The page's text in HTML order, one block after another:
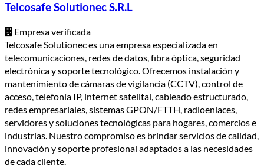
Telcosafe Solutionec S.R.L
Empresa verificada
Telcosafe Solutionec es una empresa especializada en
telecomunicaciones, redes de datos, fibra óptica, seguridad
electrónica y soporte tecnológico. Ofrecemos instalación y
mantenimiento de cámaras de vigilancia (CCTV), control de
acceso, telefonía IP, internet satelital, cableado estructurado,
redes empresariales, sistemas GPON/FTTH, radioenlaces,
servidores y soluciones tecnológicas para hogares, comercios e
industrias. Nuestro compromiso es brindar servicios de calidad,
innovación y soporte profesional adaptados a las necesidades
de cada cliente.